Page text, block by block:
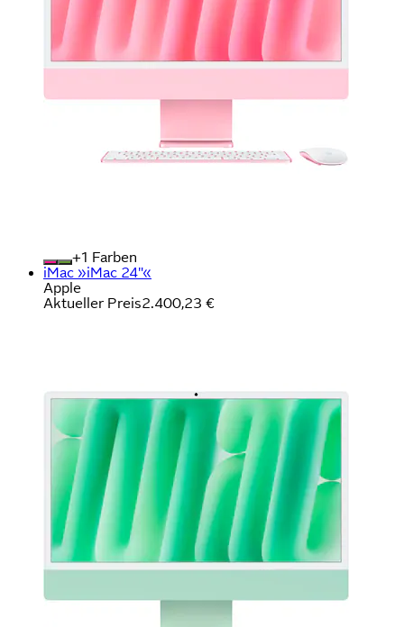
+
Farben
iMac »iMac 24"«
Apple
Aktueller Preis2.400,23 €